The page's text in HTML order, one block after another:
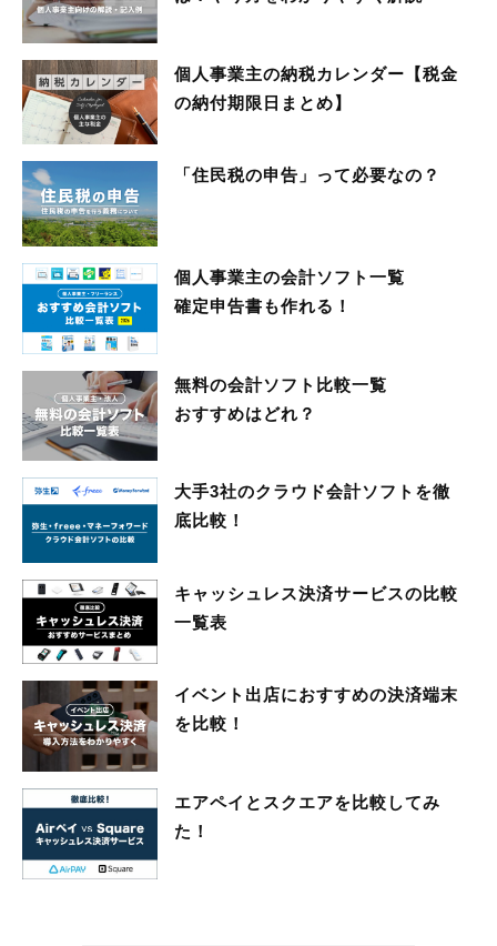
個人事業主の納税カレンダー【税金
の納付期限日まとめ】
「住民税の申告」って必要なの？
個人事業主の会計ソフト一覧
確定申告書も作れる！
無料の会計ソフト比較一覧
おすすめはどれ？
大手3社のクラウド会計ソフトを徹
底比較！
キャッシュレス決済サービスの比較
一覧表
イベント出店におすすめの決済端末
を比較！
エアペイとスクエアを比較してみ
た！